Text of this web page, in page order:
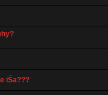
iŚa???